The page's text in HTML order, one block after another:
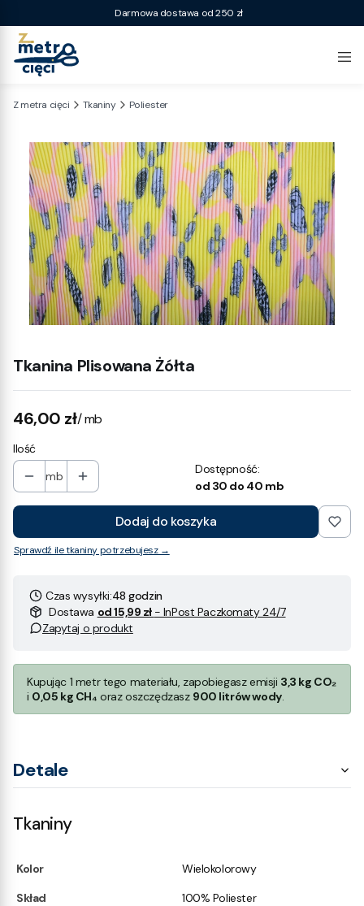
Darmowa dostawa od 250 zł
Z metra cięci Tkaniny Poliester
Tkanina Plisowana Żółta
Cena
46,00 zł/ mb
Ilość
mb
Dostępność:
od 30 do 40 mb
Dodaj do koszyka
Sprawdź ile tkaniny potrzebujesz →
Czas wysyłki:48 godzin
Dostawa od 15,99 zł - InPost Paczkomaty 24/7
Zapytaj o produkt
Kupując 1 metr tego materiału, zapobiegasz emisji 3,3 kg CO₂
i 0,05 kg CH₄ oraz oszczędzasz 900 litrów wody.
Detale
Tkaniny
Kolor
Wielokolorowy
Skład
100% Poliester